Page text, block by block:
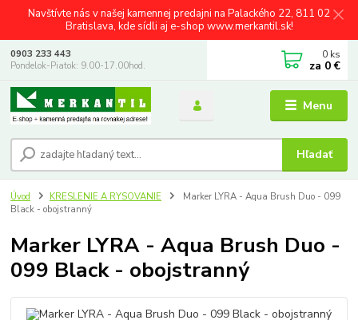
Navštívte nás v našej kamennej predajni na Palackého 22, 811 02
Bratislava, kde sídli aj e-shop www.merkantil.sk!
Menu
Hľadať
0903 233 443
Pondelok-Piatok: 9.00-17.00hod.
0 ks
za 0 €
Úvod KRESLENIE A RYSOVANIE
Marker LYRA - Aqua Brush Duo - 099
Black - obojstranný
Marker LYRA - Aqua Brush Duo -
099 Black - obojstranný